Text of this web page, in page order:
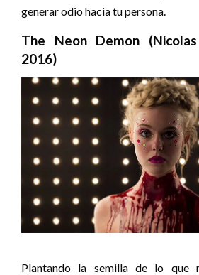
generar odio hacia tu persona.
The Neon Demon
2016)
Plantando la semilla de lo que